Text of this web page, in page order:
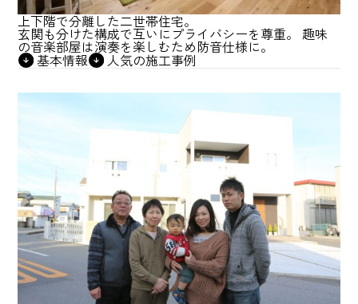
上下階で分離した二世帯住宅。
玄関も分けた構成で互いにプライバシーを尊重。 趣味
の音楽部屋は演奏を楽しむため防音仕様に。
基本情報 人気の施工事例